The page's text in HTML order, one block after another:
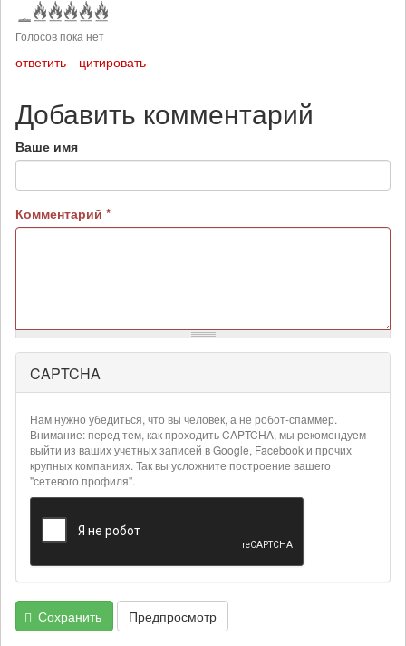
Голосов пока нет
ответить цитировать
Добавить комментарий
Ваше имя
Комментарий *
Более
подробная
информация
текстовых
форматах
CAPTCHA
Нам нужно убедиться, что вы человек, а не робот-спаммер.
Внимание: перед тем, как проходить CAPTCHA, мы рекомендуем
выйти из ваших учетных записей в Google, Facebook и прочих
крупных компаниях. Так вы усложните построение вашего
"сетевого профиля".
Сохранить Предпросмотр